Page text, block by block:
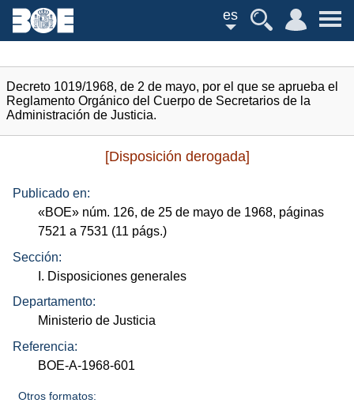
es
Decreto 1019/1968, de 2 de mayo, por el que se aprueba el
Reglamento Orgánico del Cuerpo de Secretarios de la
Administración de Justicia.
[Disposición derogada]
Publicado en:
«BOE» núm. 126, de 25 de mayo de 1968, páginas
7521 a 7531 (11 págs.)
Sección:
I. Disposiciones generales
Departamento:
Ministerio de Justicia
Referencia:
BOE-A-1968-601
Otros formatos: